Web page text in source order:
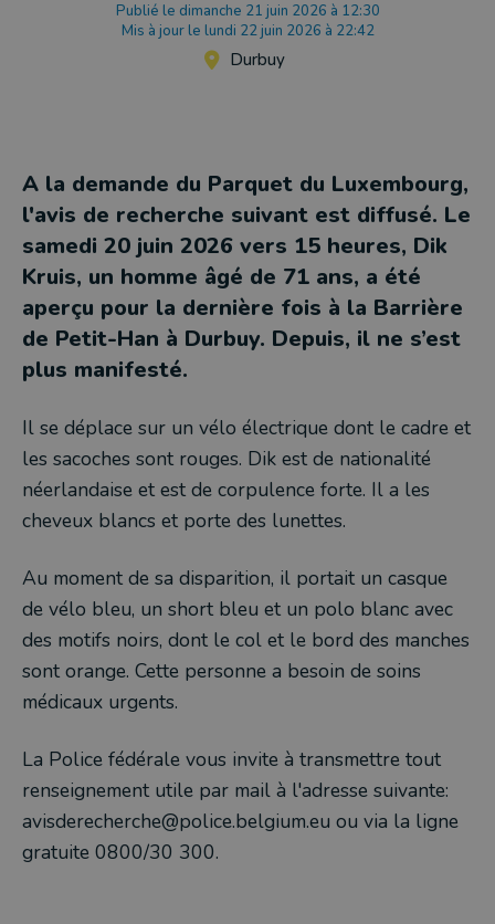
Publié le dimanche 21 juin 2026 à 12:30
Mis à jour le lundi 22 juin 2026 à 22:42
Durbuy
A la demande du Parquet du Luxembourg,
l'avis de recherche suivant est diffusé. Le
samedi 20 juin 2026 vers 15 heures, Dik
Kruis, un homme âgé de 71 ans, a été
aperçu pour la dernière fois à la Barrière
de Petit-Han à Durbuy. Depuis, il ne s’est
plus manifesté.
Il se déplace sur un vélo électrique dont le cadre et
les sacoches sont rouges. Dik est de nationalité
néerlandaise et est de corpulence forte. Il a les
cheveux blancs et porte des lunettes.
Au moment de sa disparition, il portait un casque
de vélo bleu, un short bleu et un polo blanc avec
des motifs noirs, dont le col et le bord des manches
sont orange. Cette personne a besoin de soins
médicaux urgents.
La Police fédérale vous invite à transmettre tout
renseignement utile par mail à l'adresse suivante:
avisderecherche@police.belgium.eu ou via la ligne
gratuite 0800/30 300.